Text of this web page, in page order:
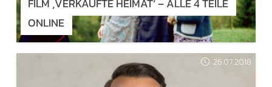
ONLINE
26.07.2018